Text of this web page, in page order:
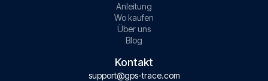
Anleitung
Wo kaufen
Über uns
Blog
Kontakt
support@gps-trace.com